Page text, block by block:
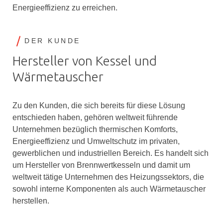
Energieeffizienz zu erreichen.
DER KUNDE
Hersteller von Kessel und
Wärmetauscher
Zu den Kunden, die sich bereits für diese Lösung
entschieden haben, gehören weltweit führende
Unternehmen bezüglich thermischen Komforts,
Energieeffizienz und Umweltschutz im privaten,
gewerblichen und industriellen Bereich. Es handelt sich
um Hersteller von Brennwertkesseln und damit um
weltweit tätige Unternehmen des Heizungssektors, die
sowohl interne Komponenten als auch Wärmetauscher
herstellen.